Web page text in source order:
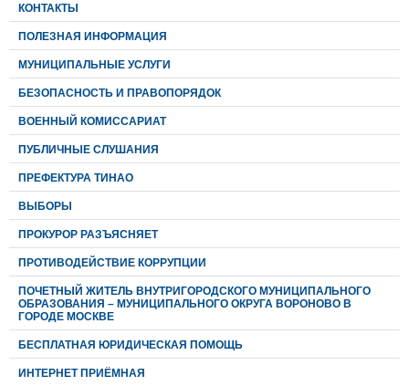
КОНТАКТЫ
ПОЛЕЗНАЯ ИНФОРМАЦИЯ
МУНИЦИПАЛЬНЫЕ УСЛУГИ
БЕЗОПАСНОСТЬ И ПРАВОПОРЯДОК
ВОЕННЫЙ КОМИССАРИАТ
ПУБЛИЧНЫЕ СЛУШАНИЯ
ПРЕФЕКТУРА ТИНАО
ВЫБОРЫ
ПРОКУРОР РАЗЪЯСНЯЕТ
ПРОТИВОДЕЙСТВИЕ КОРРУПЦИИ
ПОЧЕТНЫЙ ЖИТЕЛЬ ВНУТРИГОРОДСКОГО МУНИЦИПАЛЬНОГО
ОБРАЗОВАНИЯ – МУНИЦИПАЛЬНОГО ОКРУГА ВОРОНОВО В
ГОРОДЕ МОСКВЕ
БЕСПЛАТНАЯ ЮРИДИЧЕСКАЯ ПОМОЩЬ
ИНТЕРНЕТ ПРИЁМНАЯ